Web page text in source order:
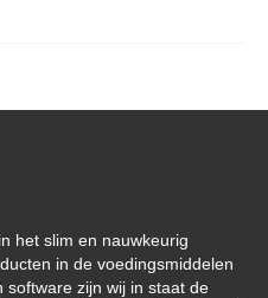
het slim en nauwkeurig
in de voedingsmiddelen
software zijn wij in staat de